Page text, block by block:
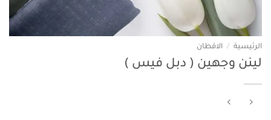
الرئيسية / الاقطان
لينن وجهين ( دبل فيس )